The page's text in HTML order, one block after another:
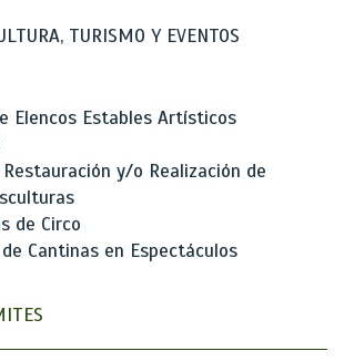
TURISMO Y EVENTOS
Elencos Estables Artísticos
y/o Realización de
de Circo
Cantinas en Espectáculos